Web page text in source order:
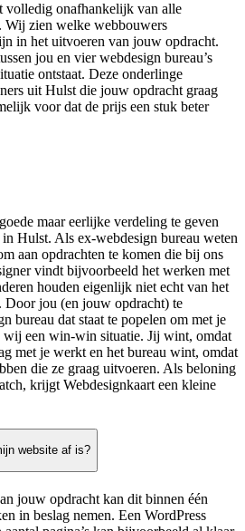
volledig onafhankelijk van alle
Wij zien welke webbouwers
in het uitvoeren van jouw opdracht.
jou en vier webdesign bureau’s
ontstaat. Deze onderlinge
uit Hulst die jouw opdracht graag
voor dat de prijs een stuk beter
maar eerlijke verdeling te geven
Hulst. Als ex-webdesign bureau weten
aan opdrachten te komen die bij ons
vindt bijvoorbeeld het werken met
houden eigenlijk niet echt van het
Door jou (en jouw opdracht) te
bureau dat staat te popelen om met je
wij een win-win situatie. Jij wint, omdat
met je werkt en het bureau wint, omdat
die ze graag uitvoeren. Als beloning
krijgt Webdesignkaart een kleine
website af is?
jouw opdracht kan dit binnen één
in beslag nemen. Een WordPress